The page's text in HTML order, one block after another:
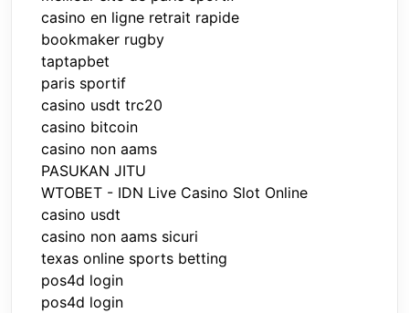
casino en ligne retrait rapide
bookmaker rugby
taptapbet
paris sportif
casino usdt trc20
casino bitcoin
casino non aams
PASUKAN JITU
WTOBET - IDN Live Casino Slot Online
casino usdt
casino non aams sicuri
texas online sports betting
pos4d login
pos4d login